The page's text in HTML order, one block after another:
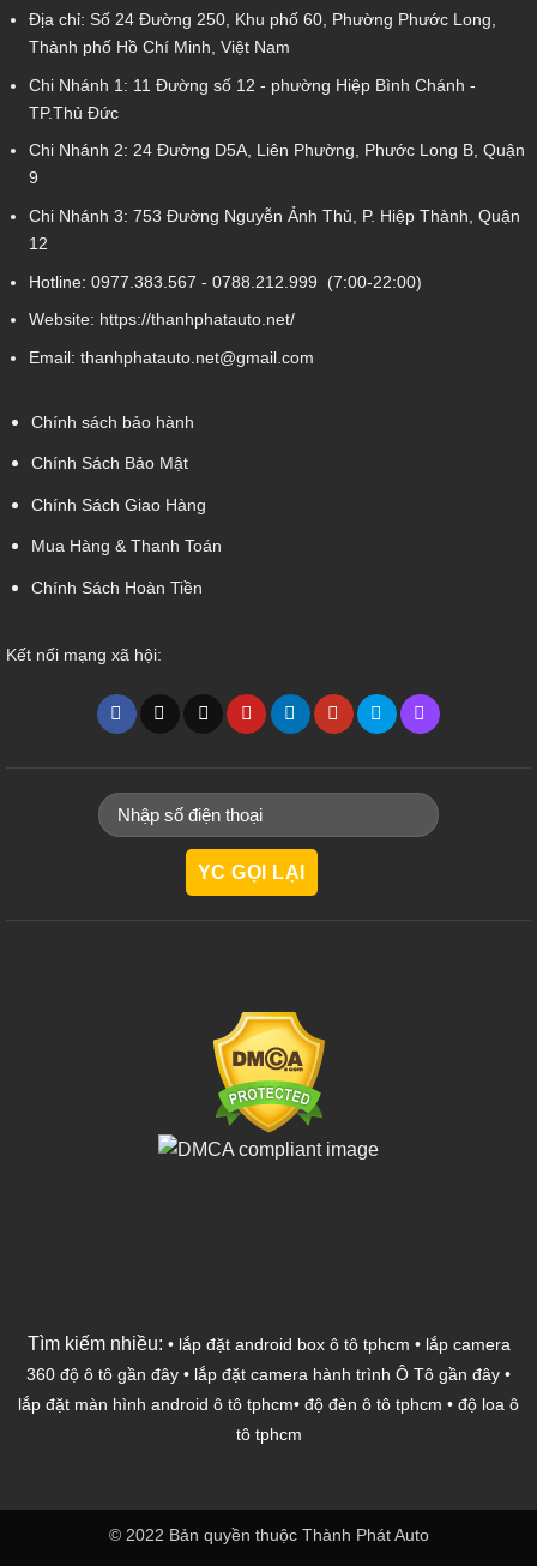
Địa chỉ: Số 24 Đường 250, Khu phố 60, Phường Phước Long,
Thành phố Hồ Chí Minh, Việt Nam
Chi Nhánh 1: 11 Đường số 12 - phường Hiệp Bình Chánh -
TP.Thủ Đức
Chi Nhánh 2: 24 Đường D5A, Liên Phường, Phước Long B, Quận
9
Chi Nhánh 3: 753 Đường Nguyễn Ảnh Thủ, P. Hiệp Thành, Quận
12
Hotline: 0977.383.567 - 0788.212.999 (7:00-22:00)
Website: https://thanhphatauto.net/
Email: thanhphatauto.net@gmail.com
Chính sách bảo hành
Chính Sách Bảo Mật
Chính Sách Giao Hàng
Mua Hàng & Thanh Toán
Chính Sách Hoàn Tiền
Kết nối mạng xã hội:
Tìm kiếm nhiều: • lắp đặt android box ô tô tphcm • lắp camera
360 độ ô tô gần đây • lắp đặt camera hành trình Ô Tô gần đây •
lắp đặt màn hình android ô tô tphcm• độ đèn ô tô tphcm • độ loa ô
tô tphcm
© 2022 Bản quyền thuộc Thành Phát Auto